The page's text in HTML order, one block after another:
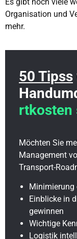
Organisation und
mehr.
50 Tipss
rtkosten
Möchten Sie
Management
Transport-
Minimierung
Einblicke in
gewinnen
Wichtige
Logistik